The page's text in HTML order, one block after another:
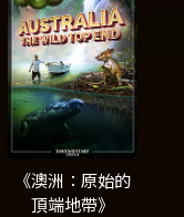
《澳洲：原始的
頂端地帶》